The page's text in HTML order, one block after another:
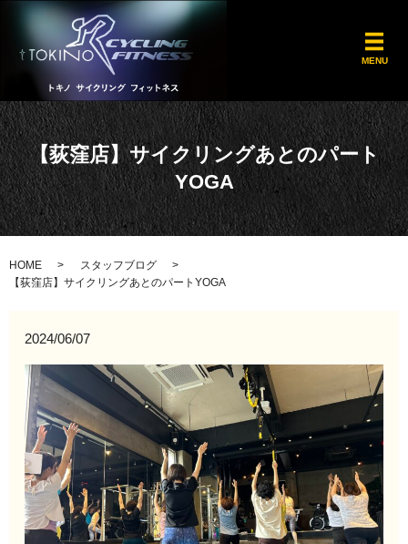
MENU
【荻窪店】サイクリングあとのパート
YOGA
HOME
スタッフブログ
【荻窪店】サイクリングあとのパートYOGA
2024/06/07